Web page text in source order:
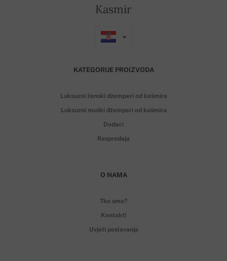
Kasmir
KATEGORIJE PROIZVODA
Luksuzni ženski džemperi od kašmira
Luksuzni muški džemperi od kašmira
Dodaci
Rasprodaja
O NAMA
Tko smo?
Kontakti
Uvjeti poslovanja